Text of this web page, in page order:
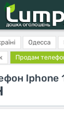
Одесса
Продам
Iphone